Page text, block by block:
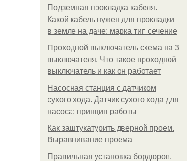
Подземная прокладка кабеля.
Какой кабель нужен для прокладки
в земле на даче: марка тип сечение
Проходной выключатель схема на 3
выключателя. Что такое проходной
выключатель и как он работает
Насосная станция с датчиком
сухого хода. Датчик сухого хода для
насоса: принцип работы
Как заштукатурить дверной проем.
Выравнивание проема
Правильная установка бордюров.